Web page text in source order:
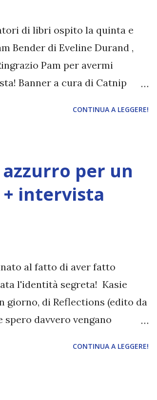
di libri ospito la quinta e
Bender di Eveline Durand ,
Pam per avermi
Banner a cura di Catnip
queste abilità per addestrare
Jordan Skinner è tra
Da adolescente,
a un esperimento per
all'organizzazione, ma non
CONTINUA A LEGGERE!
per un
+ intervista
al fatto di aver fatto
l'identità segreta! Kasie
giorno, di Reflections (edito da
davvero vengano
CONTINUA A LEGGERE!